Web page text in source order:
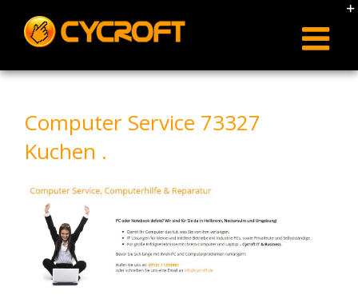
content
Computer Service 73327
Kuchen .